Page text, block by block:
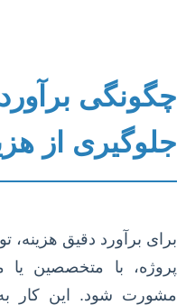
چگونگی
جلوگیری از
برای برآورد دقیق
پروژه، با متخصصین
مشورت شود. این کار